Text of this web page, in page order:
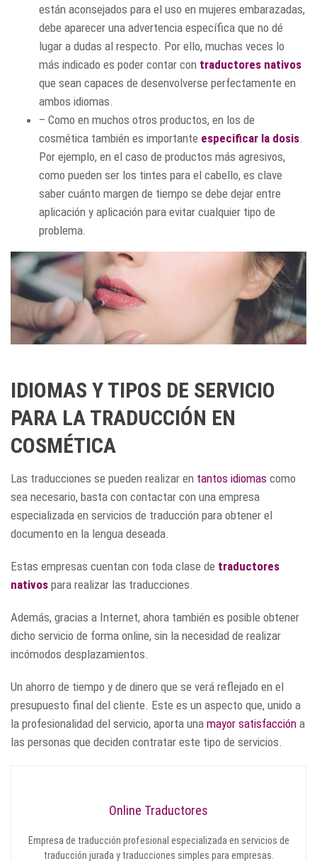
están aconsejados para el uso en mujeres embarazadas,
debe aparecer una advertencia específica que no dé
lugar a dudas al respecto. Por ello, muchas veces lo
más indicado es poder contar con traductores nativos
que sean capaces de desenvolverse perfectamente en
ambos idiomas.
– Como en muchos otros productos, en los de
cosmética también es importante especificar la dosis.
Por ejemplo, en el caso de productos más agresivos,
como pueden ser los tintes para el cabello, es clave
saber cuánto margen de tiempo se debe dejar entre
aplicación y aplicación para evitar cualquier tipo de
problema.
IDIOMAS Y TIPOS DE SERVICIO
PARA LA TRADUCCIÓN EN
COSMÉTICA
Las traducciones se pueden realizar en tantos idiomas como
sea necesario, basta con contactar con una empresa
especializada en servicios de traducción para obtener el
documento en la lengua deseada.
Estas empresas cuentan con toda clase de traductores
nativos para realizar las traducciones.
Además, gracias a Internet, ahora también es posible obtener
dicho servicio de forma online, sin la necesidad de realizar
incómodos desplazamientos.
Un ahorro de tiempo y de dinero que se verá reflejado en el
presupuesto final del cliente. Este es un aspecto que, unido a
la profesionalidad del servicio, aporta una mayor satisfacción a
las personas que deciden contratar este tipo de servicios.
Online Traductores
Empresa de traducción profesional especializada en servicios de
traducción jurada y traducciones simples para empresas.